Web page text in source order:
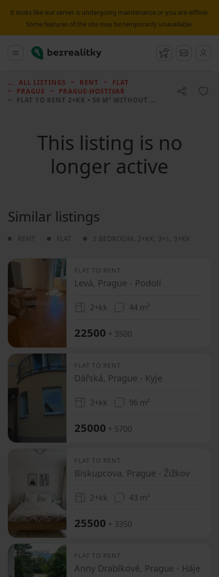
It looks like our server is undergoing maintenance or you are offline.
Some features of the site may be temporarily unavailable.
Main menu
Bezrealitky Watchdog
ALL LISTINGS RENT
FLAT
PRAGUE
PRAGUE-HOSTIVAŘ
FLAT TO RENT 2+KK • 50 M² WITHOUT REAL ESTATE
This listing is no
longer active
Similar listings
RENT FLAT 2 BEDROOM, 2+KK, 3+1 , 3+KK
FLAT TO RENT
Levá, Prague - Podolí
2+kk 44 m²
22500 + 3500
FLAT TO RENT
Dářská, Prague - Kyje
2+kk 96 m²
25000 + 5700
FLAT TO RENT
Biskupcova, Prague - Žižkov
2+kk 43 m²
25500 + 3350
FLAT TO RENT
Anny Drabíkové, Prague - Háje